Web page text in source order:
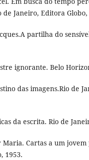
de Janeiro, Editora Globo,
partilha do
ignorante. Belo
destino das imagens.Rio de
da escrita. Rio de
Maria. Cartas a um jovem
1953.